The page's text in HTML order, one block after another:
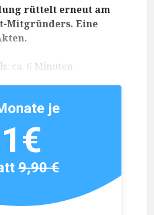
rüttelt erneut am
Mitgründers. Eine
ca. 6 Minuten
je
1€
9,90 €